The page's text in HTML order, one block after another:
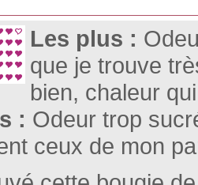
Les plus :
que je trouve
bien, chaleur
: Odeur trop
ceux de mon